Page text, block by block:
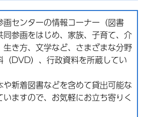
センターの情報コーナー（図書
参画をはじめ、家族、子育て、介
き方、文学など、さまざまな分野
（DVD）、行政資料を所蔵してい
や新着図書などを含めて貸出可能な
ますので、お気軽にお立ち寄りく